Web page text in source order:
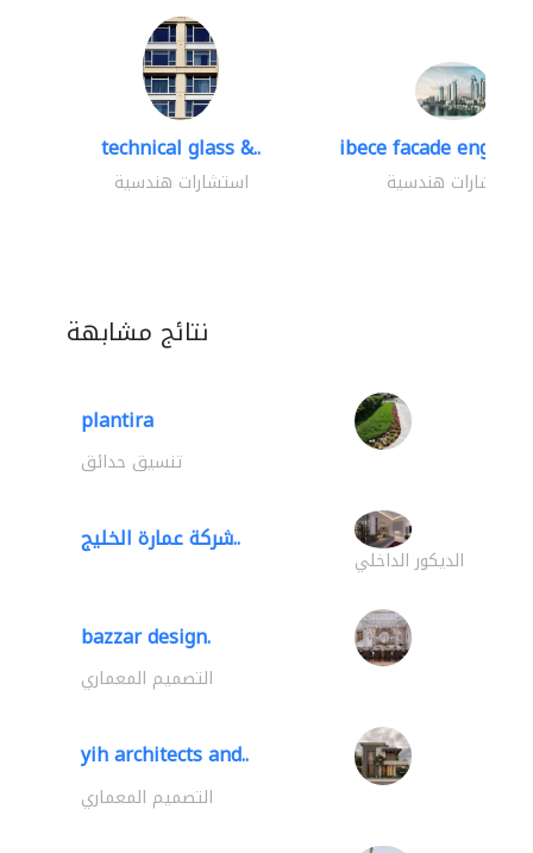
technical glass &..
استشارات هندسية
ibece facade
استشارات هندسية
نتائج مشابهة
plantira
تنسيق حدائق
شركة عمارة الخليج..
الديكور الداخلي
bazzar design.
التصميم المعماري
yih architects and..
التصميم المعماري